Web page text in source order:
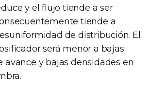
y el flujo tiende a ser
tiende a
de distribución. El
será menor a bajas
avance y bajas densidades en